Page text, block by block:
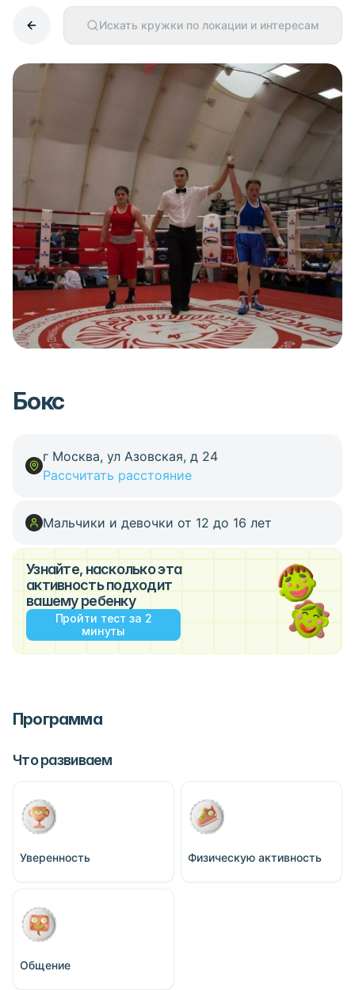
Искать кружки по локации и интересам
Бокс
г Москва, ул Азовская, д 24
Рассчитать расстояние
Мальчики и девочки от 12 до 16 лет
Узнайте, насколько эта
активность подходит
вашему ребенку
Пройти тест за 2
минуты
Программа
Что развиваем
Уверенность Физическую активность
Общение